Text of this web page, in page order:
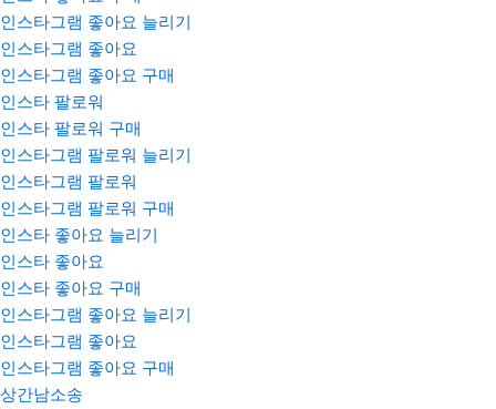
인스타그램 좋아요 늘리기
인스타그램 좋아요
인스타그램 좋아요 구매
인스타 팔로워
인스타 팔로워 구매
인스타그램 팔로워 늘리기
인스타그램 팔로워
인스타그램 팔로워 구매
인스타 좋아요 늘리기
인스타 좋아요
인스타 좋아요 구매
인스타그램 좋아요 늘리기
인스타그램 좋아요
인스타그램 좋아요 구매
상간남소송